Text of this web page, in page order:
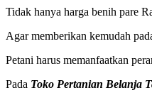
Tidak hanya harga benih pare
Agar memberikan kemudah
Petani harus memanfaatkan
Pada Toko Pertanian Belanja